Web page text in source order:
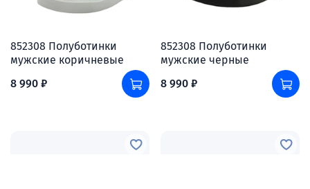
852308 Полуботинки
мужские коричневые
8 990 ₽
852308 Полуботинки
мужские черные
8 990 ₽